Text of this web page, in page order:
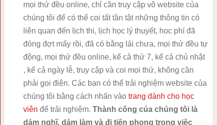
mọi thứ đều online, chỉ cần truy cập vô website của
chúng tôi để có thể coi tất tần tật những thông tin có
liên quan đến lịch thi, lịch học lý thuyết, học phí đã
đóng đợt mấy rồi, đã có bằng lái chưa, mọi thứ đều tự
động, mọi thứ đều online, kể cả thứ 7, kể cả chủ nhật
, kể cả ngày lễ, truy cập và coi mọi thứ, không cần
phải gọi điện. Các bạn có thể trải nghiệm website của
chúng tôi bằng cách nhấn vào trang dành cho học
viên để trải nghiệm. Thành công của chúng tôi là
dám nghĩ, dám làm và đi tiên phong trong việc